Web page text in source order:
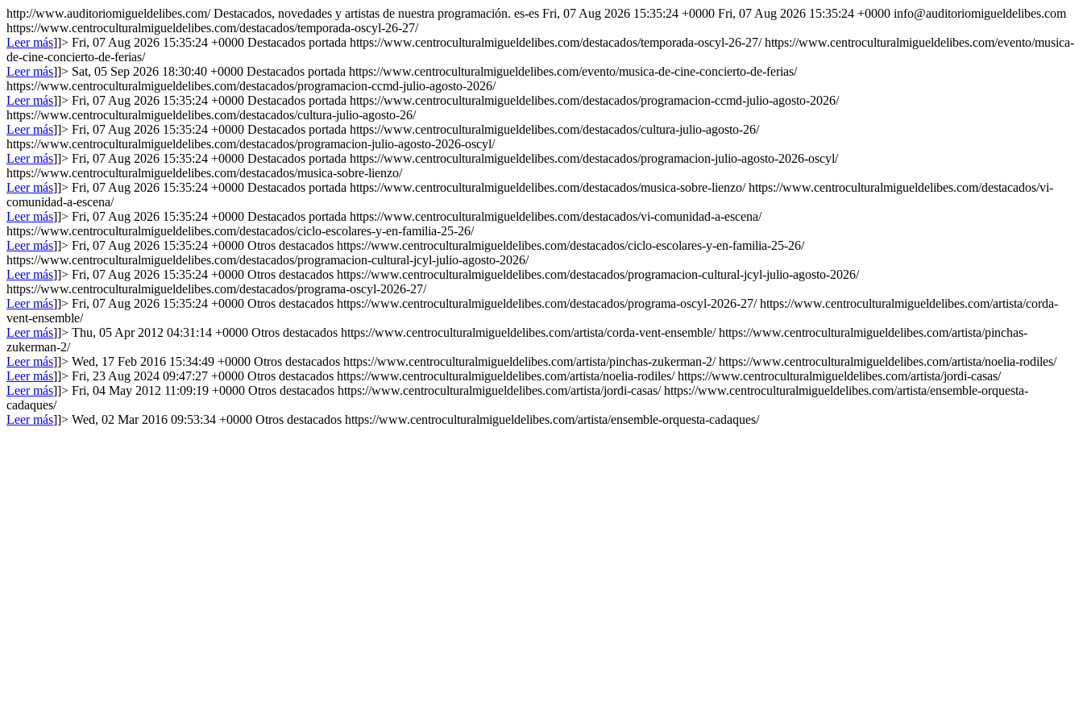
http://www.auditoriomigueldelibes.com/Destacados, novedades y artistas de nuestra programación. es-es Fri, 07 Aug 2026 15:35:24 +0000 Fri, 07 Aug 2026 15:35:24 +0000 info@auditoriomigueldelibes.com
https://www.centroculturalmigueldelibes.com/destacados/temporada-oscyl-26-27/
Leer más]]> Fri, 07 Aug 2026 15:35:24 +0000 Destacados portada https://www.centroculturalmigueldelibes.com/destacados/temporada-oscyl-26-27/ https://www.centroculturalmigueldelibes.com/evento/musica-
de-cine-concierto-de-ferias/
Leer más]]> Sat, 05 Sep 2026 18:30:40 +0000 Destacados portada https://www.centroculturalmigueldelibes.com/evento/musica-de-cine-concierto-de-ferias/
https://www.centroculturalmigueldelibes.com/destacados/programacion-ccmd-julio-agosto-2026/
Leer más]]> Fri, 07 Aug 2026 15:35:24 +0000 Destacados portada https://www.centroculturalmigueldelibes.com/destacados/programacion-ccmd-julio-agosto-2026/
https://www.centroculturalmigueldelibes.com/destacados/cultura-julio-agosto-26/
Leer más]]> Fri, 07 Aug 2026 15:35:24 +0000 Destacados portada https://www.centroculturalmigueldelibes.com/destacados/cultura-julio-agosto-26/
https://www.centroculturalmigueldelibes.com/destacados/programacion-julio-agosto-2026-oscyl/
Leer más]]> Fri, 07 Aug 2026 15:35:24 +0000 Destacados portada https://www.centroculturalmigueldelibes.com/destacados/programacion-julio-agosto-2026-oscyl/
https://www.centroculturalmigueldelibes.com/destacados/musica-sobre-lienzo/
Leer más]]> Fri, 07 Aug 2026 15:35:24 +0000 Destacados portada https://www.centroculturalmigueldelibes.com/destacados/musica-sobre-lienzo/ https://www.centroculturalmigueldelibes.com/destacados/vi-
comunidad-a-escena/
Leer más]]> Fri, 07 Aug 2026 15:35:24 +0000 Destacados portada https://www.centroculturalmigueldelibes.com/destacados/vi-comunidad-a-escena/
https://www.centroculturalmigueldelibes.com/destacados/ciclo-escolares-y-en-familia-25-26/
Leer más]]> Fri, 07 Aug 2026 15:35:24 +0000 Otros destacados https://www.centroculturalmigueldelibes.com/destacados/ciclo-escolares-y-en-familia-25-26/
https://www.centroculturalmigueldelibes.com/destacados/programacion-cultural-jcyl-julio-agosto-2026/
Leer más]]> Fri, 07 Aug 2026 15:35:24 +0000 Otros destacados https://www.centroculturalmigueldelibes.com/destacados/programacion-cultural-jcyl-julio-agosto-2026/
https://www.centroculturalmigueldelibes.com/destacados/programa-oscyl-2026-27/
Leer más]]> Fri, 07 Aug 2026 15:35:24 +0000 Otros destacados https://www.centroculturalmigueldelibes.com/destacados/programa-oscyl-2026-27/ https://www.centroculturalmigueldelibes.com/artista/corda-
vent-ensemble/
Leer más]]> Thu, 05 Apr 2012 04:31:14 +0000 Otros destacados https://www.centroculturalmigueldelibes.com/artista/corda-vent-ensemble/ https://www.centroculturalmigueldelibes.com/artista/pinchas-
zukerman-2/
Leer más]]> Wed, 17 Feb 2016 15:34:49 +0000 Otros destacados https://www.centroculturalmigueldelibes.com/artista/pinchas-zukerman-2/ https://www.centroculturalmigueldelibes.com/artista/noelia-rodiles/
Leer más]]> Fri, 23 Aug 2024 09:47:27 +0000 Otros destacados https://www.centroculturalmigueldelibes.com/artista/noelia-rodiles/ https://www.centroculturalmigueldelibes.com/artista/jordi-casas/
Leer más]]> Fri, 04 May 2012 11:09:19 +0000 Otros destacados https://www.centroculturalmigueldelibes.com/artista/jordi-casas/ https://www.centroculturalmigueldelibes.com/artista/ensemble-orquesta-
cadaques/
Leer más]]> Wed, 02 Mar 2016 09:53:34 +0000 Otros destacados https://www.centroculturalmigueldelibes.com/artista/ensemble-orquesta-cadaques/